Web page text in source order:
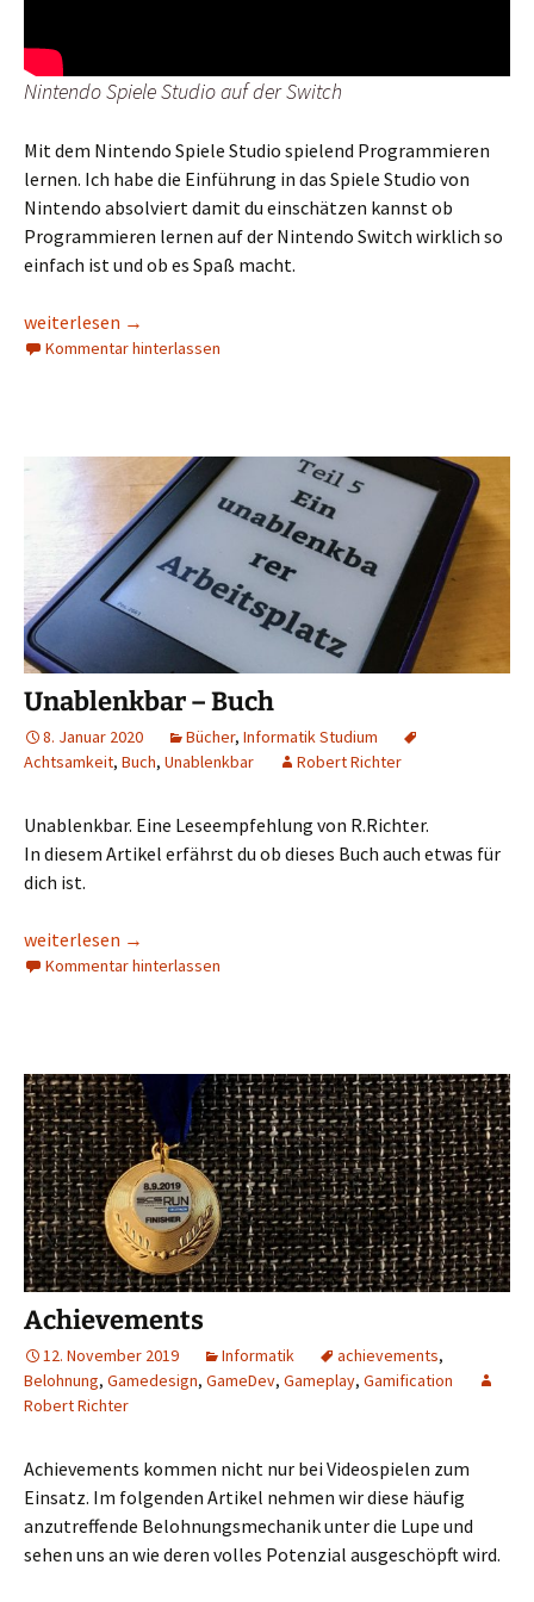
Nintendo Spiele Studio auf der Switch
Mit dem Nintendo Spiele Studio spielend Programmieren
lernen. Ich habe die Einführung in das Spiele Studio von
Nintendo absolviert damit du einschätzen kannst ob
Programmieren lernen auf der Nintendo Switch wirklich so
einfach ist und ob es Spaß macht.
Nintendo Spiele Studio
weiterlesen →
Kommentar hinterlassen
Unablenkbar – Buch
8. Januar 2020 Bücher, Informatik Studium
Achtsamkeit, Buch, Unablenkbar Robert Richter
Unablenkbar. Eine Leseempfehlung von R.Richter.
In diesem Artikel erfährst du ob dieses Buch auch etwas für
dich ist.
Unablenkbar – Buch
weiterlesen →
Kommentar hinterlassen
Achievements
12. November 2019 Informatik achievements,
Belohnung, Gamedesign, GameDev, Gameplay, Gamification
Robert Richter
Achievements kommen nicht nur bei Videospielen zum
Einsatz. Im folgenden Artikel nehmen wir diese häufig
anzutreffende Belohnungsmechanik unter die Lupe und
sehen uns an wie deren volles Potenzial ausgeschöpft wird.